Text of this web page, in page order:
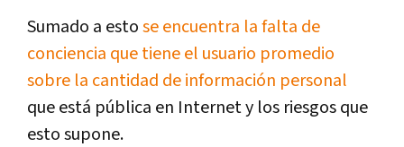
Sumado a estose encuentra la falta de
conciencia que tiene el usuario promedio
sobre la cantidad de información personal
que está pública en Internet y los riesgos que
esto supone.